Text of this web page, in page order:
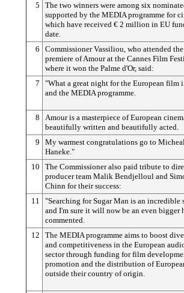
5
The two winners were among six
supported by the MEDIA programme for
which have received € 2 million in EU
date.
6
Commissioner Vassiliou, who attended the
premiere of Amour at the Cannes Film
where it won the Palme d'Or, said:
7
"What a great night for the European film
and the MEDIA programme.
8
Amour is a masterpiece of European
beautifully written and beautifully acted.
9
My warmest congratulations go to
Haneke."
10
The Commissioner also paid tribute to
producer team Malik Bendjelloul and
Chinn for their success:
11
"Searching for Sugar Man is an incredible
and I'm sure it will now be an even bigger
commented.
12
The MEDIA programme aims to boost
and competitiveness in the European
sector through funding for film
promotion and the distribution of
outside their country of origin.